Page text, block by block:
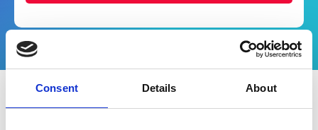
Consent Details About